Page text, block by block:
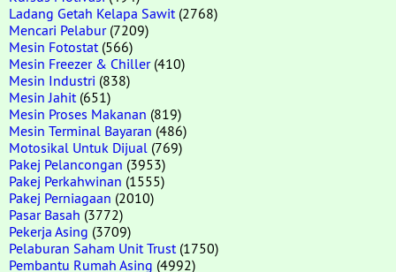
Ladang Getah Kelapa Sawit (2768)
Mencari Pelabur(7209)
Mesin Fotostat (566)
Mesin Freezer & Chiller(410)
Mesin Industri (838)
Mesin Jahit (651)
Mesin Proses Makanan (819)
Mesin Terminal Bayaran (486)
Motosikal Untuk Dijual (769)
Pakej Pelancongan (3953)
Pakej Perkahwinan (1555)
Pakej Perniagaan (2010)
Pasar Basah (3772)
Pekerja Asing (3709)
Pelaburan Saham Unit Trust (1750)
Pembantu Rumah Asing (4992)